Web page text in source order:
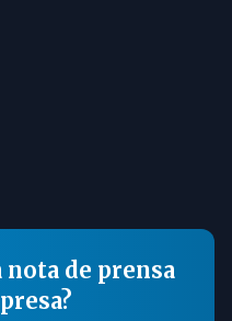
nota de prensa